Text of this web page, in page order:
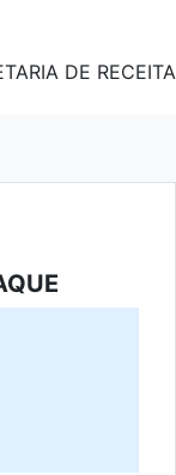
DE RECEITA